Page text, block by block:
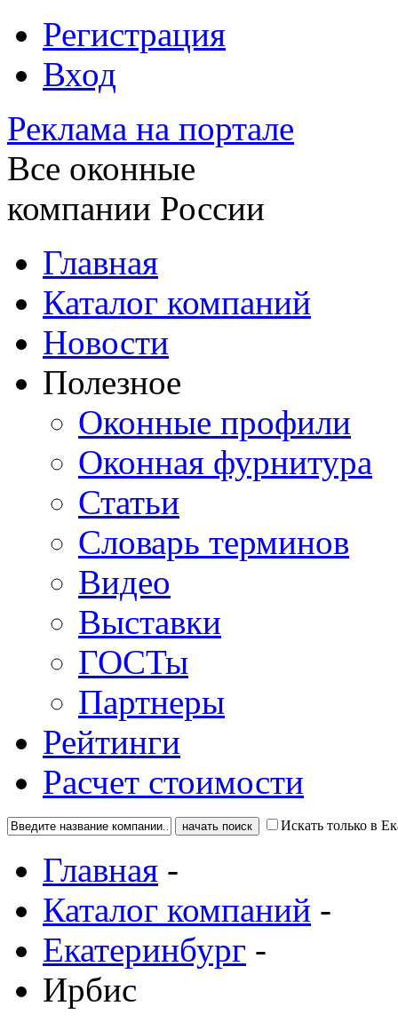
Регистрация
Вход
Реклама на портале
Все оконные
компании России
Главная
Каталог компаний
Новости
Полезное
Оконные профили
Оконная фурнитура
Статьи
Словарь терминов
Видео
Выставки
ГОСТы
Партнеры
Рейтинги
Расчет стоимости
Искать только в
Главная -
Каталог компаний -
Екатеринбург -
Ирбис